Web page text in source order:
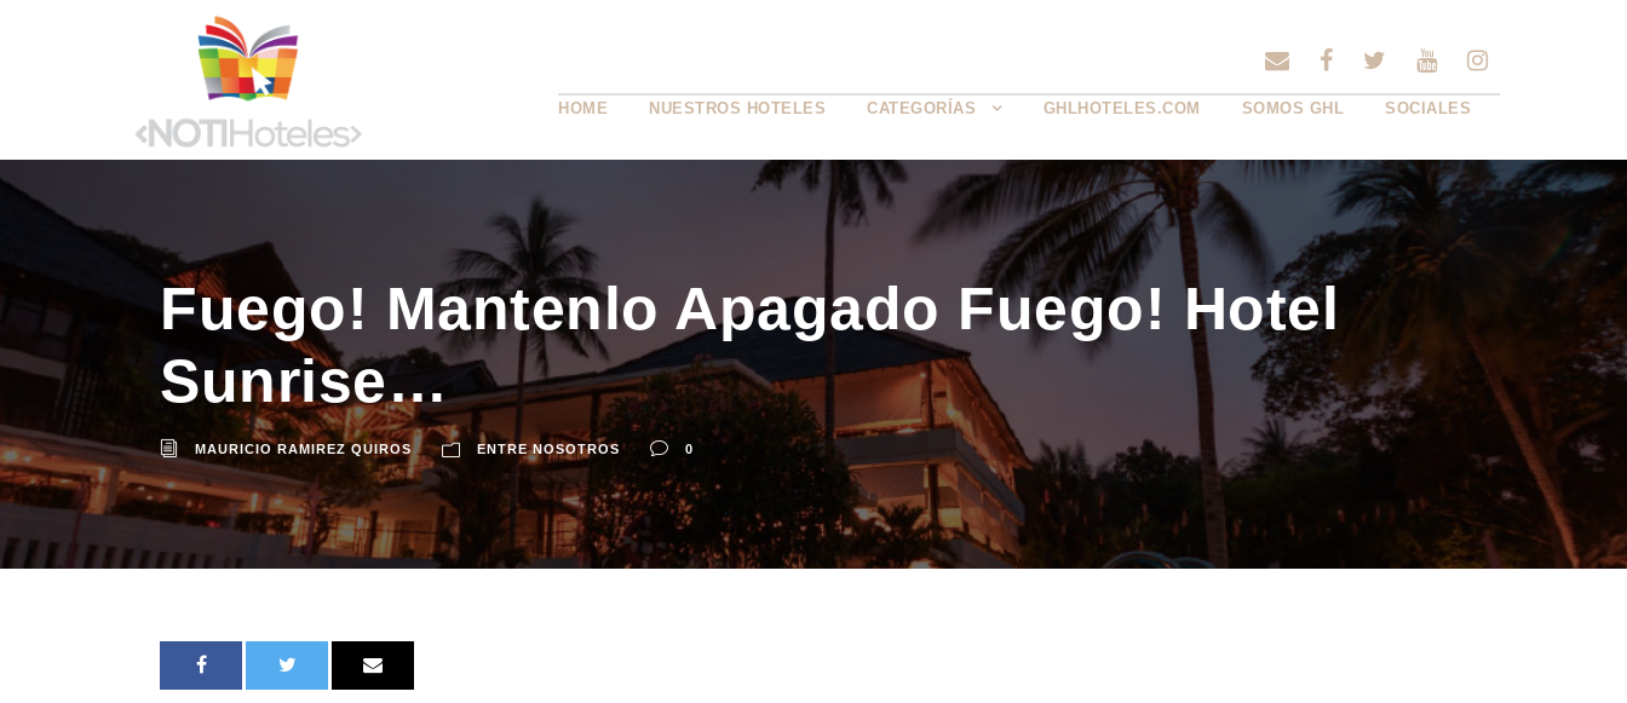
HOME NUESTROS HOTELES CATEGORÍAS GHLHOTELES.COM SOMOS GHL SOCIALES
Fuego! Mantenlo Apagado Fuego! Hotel
Sunrise…
MAURICIO RAMIREZ QUIROS ENTRE NOSOTROS 0